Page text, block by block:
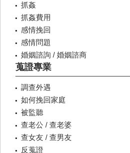
抓姦
抓姦費用
感情挽回
感情問題
婚姻諮詢 / 婚姻諮商
蒐證專業
調查外遇
如何挽回家庭
被監聽
查老公 / 查老婆
查女友 / 查男友
反蒐證